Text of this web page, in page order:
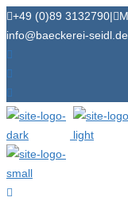
+49 (0)89 3132790|
info@baeckerei-seidl.de